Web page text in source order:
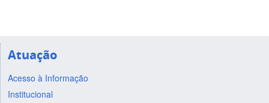
Atuação
Acesso à Informação
Institucional